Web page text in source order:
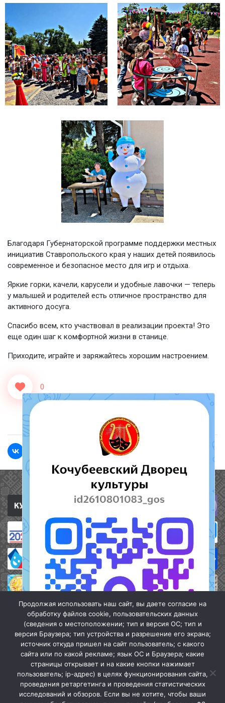
Благодаря Губернаторской программе поддержки местных
инициатив Ставропольского края у наших детей появилось
современное и безопасное место для игр и отдыха.
Яркие горки, качели, карусели и удобные лавочки — теперь
у малышей и родителей есть отличное пространство для
активного досуга.
Спасибо всем, кто участвовал в реализации проекта! Это
еще один шаг к комфортной жизни в станице.
Приходите, играйте и заряжайтесь хорошим настроением.
0
Полезные ссылки
«Кочубеевская централизованная клубная система» © 2026
Продолжая использовать наш сайт, вы даете согласие на
обработку файлов cookie, пользовательских данных
(сведения о местоположении; тип и версия ОС; тип и
версия Браузера; тип устройства и разрешение его экрана;
источник откуда пришел на сайт пользователь; с какого
сайта или по какой рекламе; язык ОС и Браузера; какие
страницы открывает и на какие кнопки нажимает
пользователь; ip-адрес) в целях функционирования сайта,
проведения ретаргетинга и проведения статистических
исследований и обзоров. Если вы не хотите, чтобы ваши